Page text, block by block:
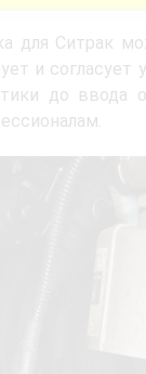
для Ситрак
и
до ввода